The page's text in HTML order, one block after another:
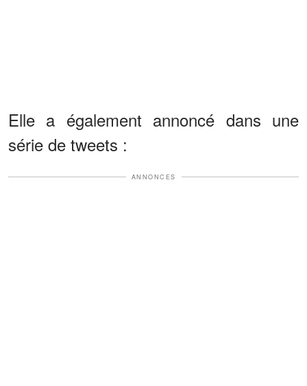
Elle a également annoncé dans une
série de tweets :
ANNONCES